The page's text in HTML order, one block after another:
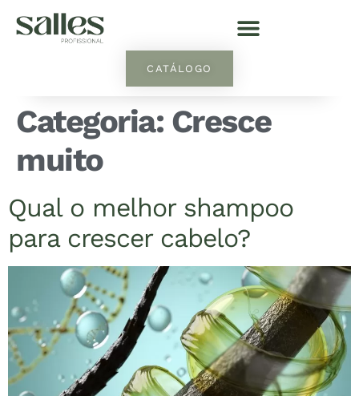
CATÁLOGO
Categoria: Cresce
muito
Qual o melhor shampoo
para crescer cabelo?